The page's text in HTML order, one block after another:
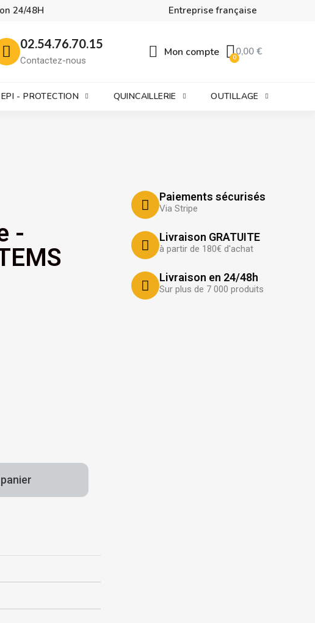
24/48H Entreprise française
02.54.76.70.15
Contactez-nous
Mon compte 0,00 €
EPI - PROTECTION QUINCAILLERIE OUTILLAGE
-
Paiements sécurisés
Via Stripe
Livraison GRATUITE
à partir de 180€ d'achat
Livraison en 24/48h
Sur plus de 7 000 produits